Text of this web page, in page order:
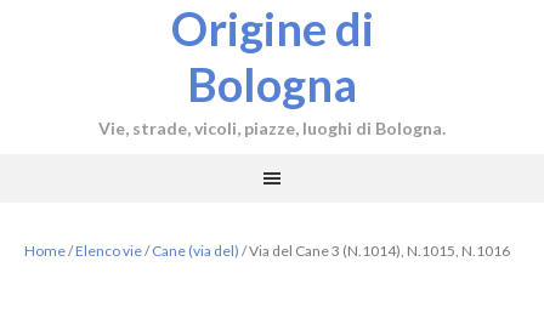
Origine di
Bologna
Vie, strade, vicoli, piazze, luoghi di Bologna.
Home/Elenco vie/ Cane (via del) /Via del Cane 3 (N.1014), N.1015, N.1016